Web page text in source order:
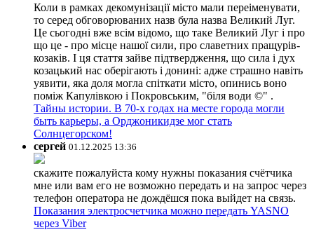
Коли в рамках декомунізації місто мали переіменувати,
то серед обговорюваних назв була назва Великий Луг.
Це сьогодні вже всім відомо, що таке Великий Луг і про
що це - про місце нашої сили, про славетних пращурів-
козаків. І ця стаття зайве підтвердження, що сила і дух
козацький нас оберігають і донині: адже страшно навіть
уявити, яка доля могла спіткати місто, опинись воно
поміж Капулівкою і Покровським, "біля води ©" .
Тайны истории. В 70-х годах на месте города могли
быть карьеры, а Орджоникидзе мог стать
Солнцегорском!
сергей 01.12.2025 13:36
скажите пожалуйста кому нужны показания счётчика
мне или вам его не возможно передать и на запрос через
телефон оператора не дождёшся пока выйдет на связь.
Показания электросчетчика можно передать YASNO
через Viber